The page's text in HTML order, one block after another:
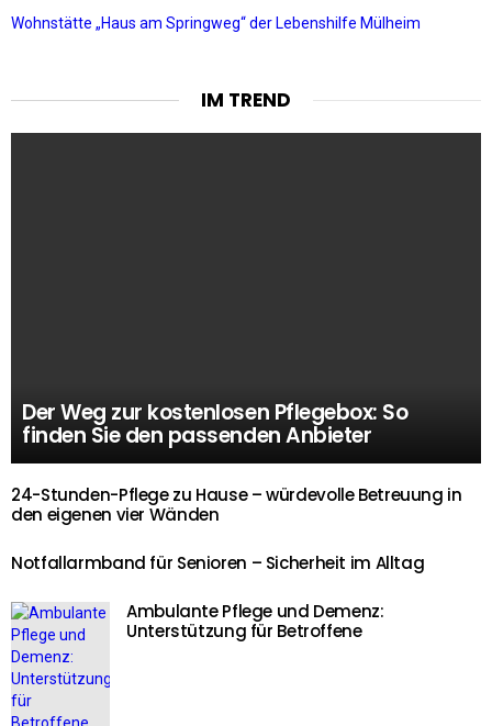
Wohnstätte „Haus am Springweg“ der Lebenshilfe Mülheim
IM TREND
Der Weg zur kostenlosen Pflegebox: So
finden Sie den passenden Anbieter
24-Stunden-Pflege zu Hause – würdevolle Betreuung in
den eigenen vier Wänden
Notfallarmband für Senioren – Sicherheit im Alltag
Ambulante Pflege und Demenz:
Unterstützung für Betroffene